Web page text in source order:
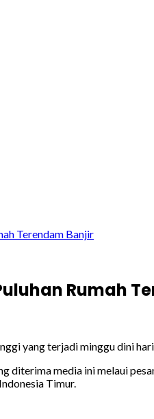
Terendam Banjir
Rumah
yang terjadi minggu dini
diterima media ini melaui
Timur.